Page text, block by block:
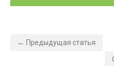
← Предыдущая статья